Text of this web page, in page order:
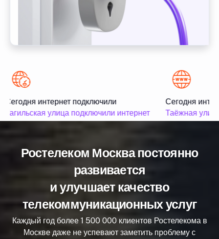
Сегодня интернет подключили
Тагильская улица подключили интернет
Сегодня
Таёжная
Ростелеком Москва постоянно
развивается
и улучшает качество
телекоммуникационных услуг
Каждый год более 1 500 000 клиентов Ростелекома в
Москве даже не успевают заметить проблему с